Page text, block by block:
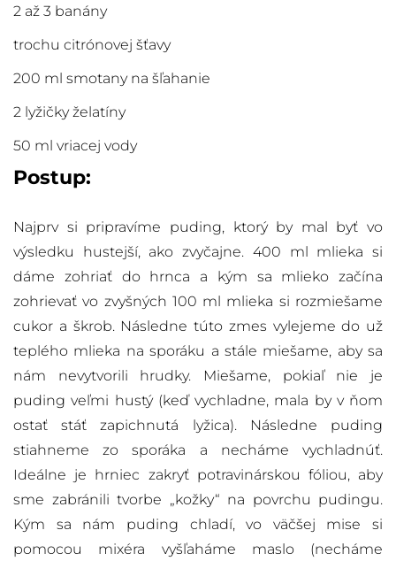
2 až 3 banány
trochu citrónovej šťavy
200 ml smotany na šľahanie
2 lyžičky želatíny
50 ml vriacej vody
Postup:
Najprv si pripravíme puding, ktorý by mal byť vo
výsledku hustejší, ako zvyčajne. 400 ml mlieka si
dáme zohriať do hrnca a kým sa mlieko začína
zohrievať vo zvyšných 100 ml mlieka si rozmiešame
cukor a škrob. Následne túto zmes vylejeme do už
teplého mlieka na sporáku a stále miešame, aby sa
nám nevytvorili hrudky. Miešame, pokiaľ nie je
puding veľmi hustý (keď vychladne, mala by v ňom
ostať stáť zapichnutá lyžica). Následne puding
stiahneme zo sporáka a necháme vychladnúť.
Ideálne je hrniec zakryť potravinárskou fóliou, aby
sme zabránili tvorbe „kožky“ na povrchu pudingu.
Kým sa nám puding chladí, vo väčšej mise si
pomocou mixéra vyšľaháme maslo (necháme